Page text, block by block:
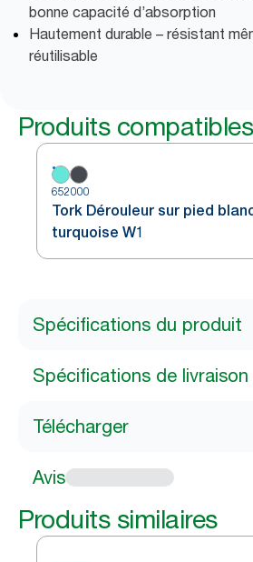
bonne capacité d’absorption
Hautement durable – résistant
réutilisable
Produits compatibles
652000
Tork Dérouleur sur pied
turquoise W1
Spécifications du produit
Spécifications de livraison
Télécharger
Avis
Produits similaires